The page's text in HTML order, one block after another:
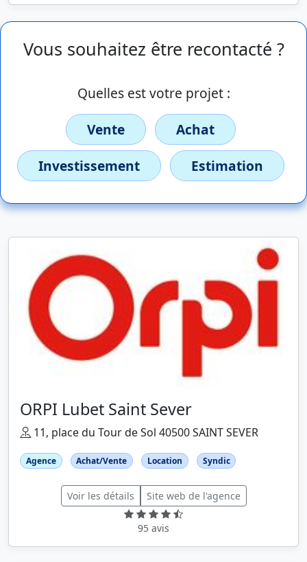
Vous souhaitez être recontacté ?
Quelles est votre projet :
Vente
Achat
Investissement
Estimation
ORPI Lubet Saint Sever
11, place du Tour de Sol 40500 SAINT SEVER
Agence Achat/Vente Location Syndic
Voir les détails Site web de l'agence
95 avis